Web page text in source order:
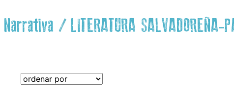
Narrativa/ LITERATURA SALVADOREÑA-